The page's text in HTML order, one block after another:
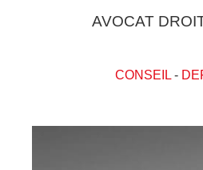
AVOCAT
CONSEIL-